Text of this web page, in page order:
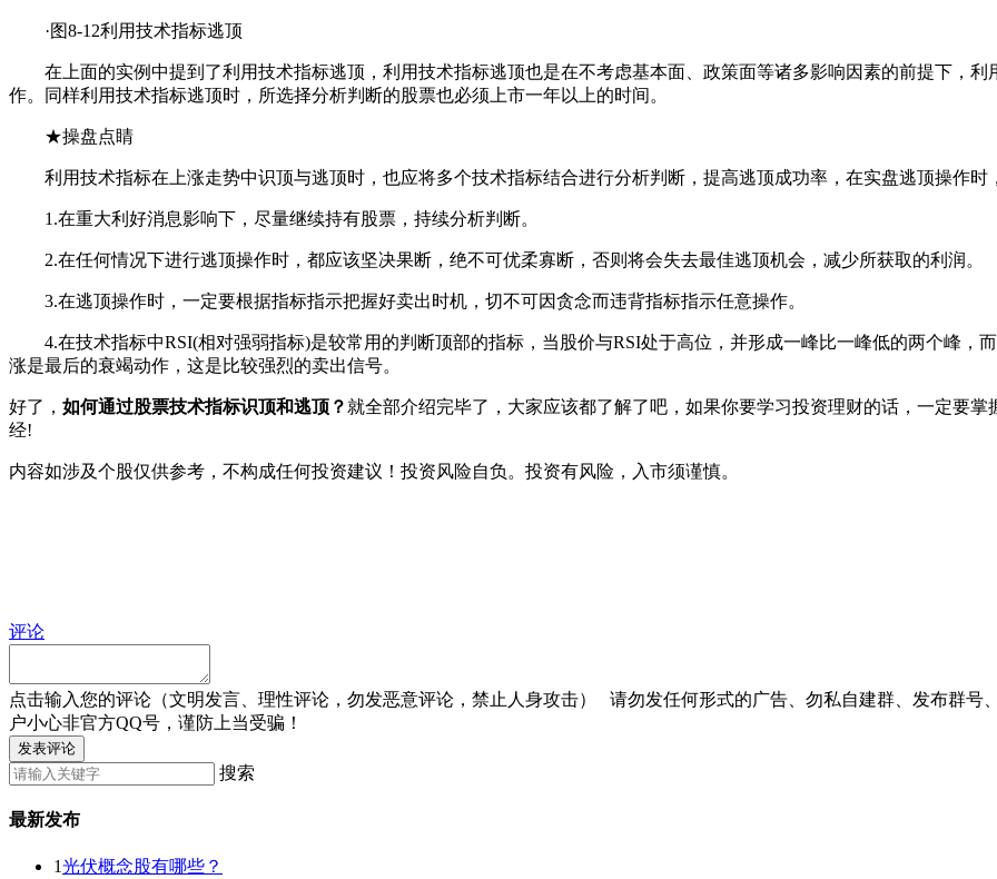
·图8-12利用技术指标逃顶
在上面的实例中提到了利用技术指标逃顶，利用技术指标逃顶也是在不考虑基本面、政策面等诸多影响因素的前提下，利
作。同样利用技术指标逃顶时，所选择分析判断的股票也必须上市一年以上的时间。
★操盘点睛
利用技术指标在上涨走势中识顶与逃顶时，也应将多个技术指标结合进行分析判断，提高逃顶成功率，在实盘逃顶操作时
1.在重大利好消息影响下，尽量继续持有股票，持续分析判断。
2.在任何情况下进行逃顶操作时，都应该坚决果断，绝不可优柔寡断，否则将会失去最佳逃顶机会，减少所获取的利润。
3.在逃顶操作时，一定要根据指标指示把握好卖出时机，切不可因贪念而违背指标指示任意操作。
4.在技术指标中RSI(相对强弱指标)是较常用的判断顶部的指标，当股价与RSI处于高位，并形成一峰比一峰低的两个峰，
涨是最后的衰竭动作，这是比较强烈的卖出信号。
好了， 如何通过股票技术指标识顶和逃顶？ 就全部介绍完毕了，大家应该都了解了吧，如果你要学习投资理财的话，一定要
经!
内容如涉及个股仅供参考，不构成任何投资建议！投资风险自负。投资有风险，入市须谨慎。
评论
点击输入您的评论（文明发言、理性评论，勿发恶意评论，禁止人身攻击）
请勿发任何形式的广告、勿私自建群、发布群号
户小心非官方QQ号，谨防上当受骗！
发表评论
搜索
最新发布
1光伏概念股有哪些？